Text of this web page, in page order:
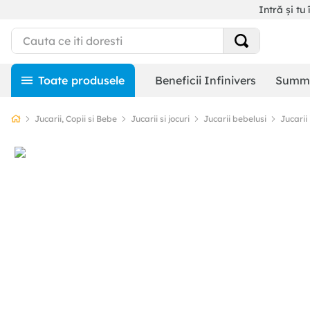
Intră și tu
Beneficii Infinivers
Jucarii, Copii si Bebe Jucarii si jocuri Jucarii bebelusi Jucarii